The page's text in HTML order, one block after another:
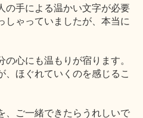
の手による温かい文字が必要
しゃっていましたが、本当に
心にも温もりが宿ります。
、ほぐれていくのを感じるこ
、ご一緒できたらうれしいで